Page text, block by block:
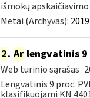
išmokų apskaičiavimo
Metai (Archyvas): 2019
2. Arlengvatinis 9
Web turinio sąrašas
Lengvatinis 9 proc.
klasifikuojami KN